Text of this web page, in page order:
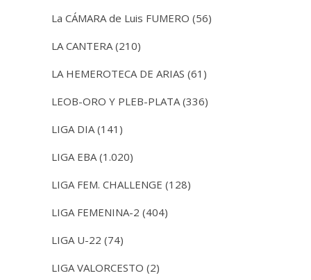
La CÁMARA de Luis FUMERO (56)
LA CANTERA (210)
LA HEMEROTECA DE ARIAS (61)
LEOB-ORO Y PLEB-PLATA (336)
LIGA DIA (141)
LIGA EBA (1.020)
LIGA FEM. CHALLENGE (128)
LIGA FEMENINA-2 (404)
LIGA U-22 (74)
LIGA VALORCESTO (2)